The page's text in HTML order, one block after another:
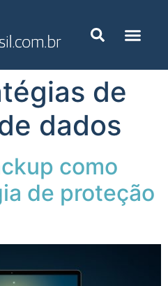
de
dados
como
de proteção